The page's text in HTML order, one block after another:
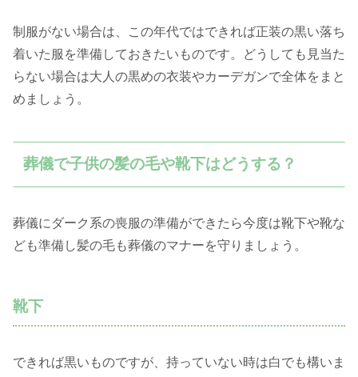
制服がない場合は、この年代ではできれば正装の黒い落ち
着いた服を準備しておきたいものです。どうしても見当た
らない場合は大人の黒めの衣装やカーデガンで全体をまと
めましょう。
葬儀で子供の髪の毛や靴下はどうする？
葬儀にダーク系の喪服の準備ができたら今度は靴下や靴な
ども準備し髪の毛も葬儀のマナーを守りましょう。
靴下
できれば黒いものですが、持っていない時は白でも構いま